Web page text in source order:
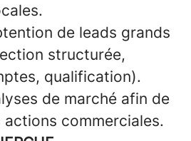
de leads grands
structurée,
qualification).
de marché afin de
actions commerciales.